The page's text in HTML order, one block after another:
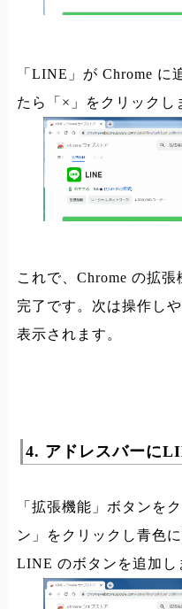
「LINE」が Chrome に
たら「×」をクリックし
これで、Chrome の拡
完了です。次は操作し
表示されます。
4. アドレスバーに
「拡張機能」ボタンを
ン」をクリックし青色
LINE のボタンを追加し